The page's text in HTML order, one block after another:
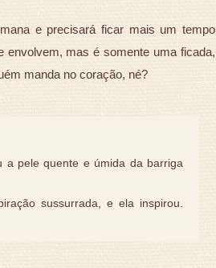
e precisará ficar mais um tempo
mas é somente uma ficada,
manda no coração, né?
a pele quente e úmida da barriga
sussurrada, e ela inspirou.